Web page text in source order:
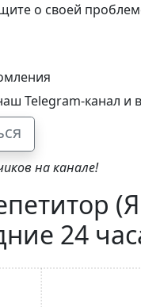
о своей
Telegram-канал и
на канале!
24